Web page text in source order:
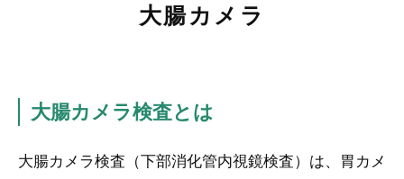
大腸カメラ
大腸カメラ検査とは
大腸カメラ検査（下部消化管内視鏡検査）は、胃カメ